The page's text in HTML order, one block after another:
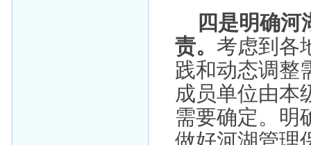
四是明确
责。 考虑到各
践和动态调整
成员单位由本
需要确定。明